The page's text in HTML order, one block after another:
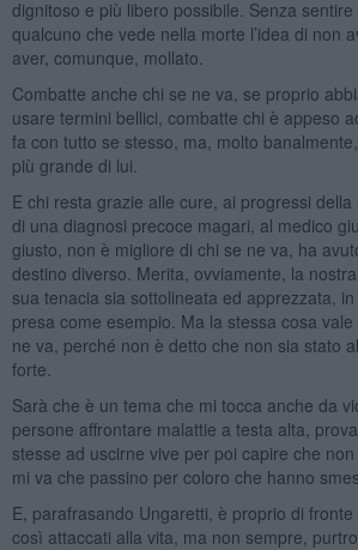
dignitoso e più libero possibile. Senza
qualcuno che vede nella morte l’idea di non
aver, comunque, mollato.
Combatte anche chi se ne va, se proprio
usare termini bellici, combatte chi è appeso
fa con tutto se stesso, ma, molto
più grande di lui.
E chi resta grazie alle cure, ai progressi
di una diagnosi precoce magari, al medico
giusto, non è migliore di chi se ne va, ha
destino diverso. Merita, ovviamente, la
sua tenacia sia sottolineata ed apprezzata,
presa come esempio. Ma la stessa cosa
ne va, perché non è detto che non sia stato
forte.
Sarà che è un tema che mi tocca anche da
persone affrontare malattie a testa alta,
stesse ad uscirne vive per poi capire che
mi va che passino per coloro che hanno
E, parafrasando Ungaretti, è proprio di
così attaccati alla vita, ma non sempre,